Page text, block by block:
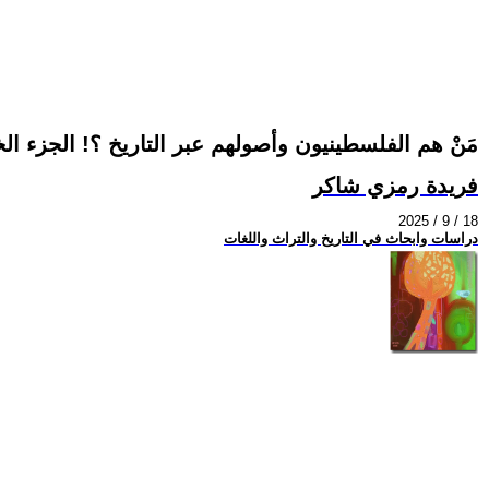
مَنْ هم الفلسطينيون وأصولهم عبر التاريخ ؟! الجزء
فريدة رمزي شاكر
2025 / 9 / 18
دراسات وابحاث في التاريخ والتراث واللغات